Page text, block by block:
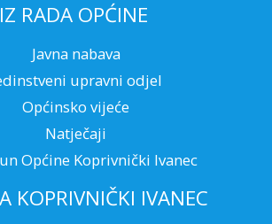
IZ RADA OPĆINE
Javna nabava
upravni odjel
Općinsko vijeće
Natječaji
Općine Koprivnički Ivanec
KOPRIVNIČKI IVANEC